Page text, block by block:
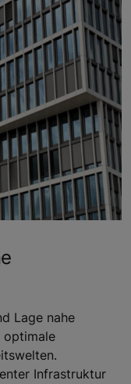
Lage nahe
optimale
Infrastruktur